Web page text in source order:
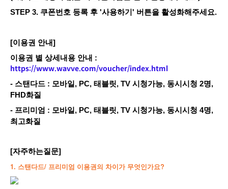
STEP 3. 쿠폰번호 등록 후 '사용하기' 버튼을 활성화해주세요.
[이용권 안내]
이용권 별 상세내용 안내 :
https://www.wavve.com/voucher/index.html
- 스탠다드 : 모바일, PC, 태블릿, TV 시청가능, 동시시청 2명,
FHD화질
- 프리미엄 : 모바일, PC, 태블릿, TV 시청가능, 동시시청 4명,
최고화질
[자주하는질문]
1. 스탠다드/ 프리미엄 이용권의 차이가 무엇인가요?